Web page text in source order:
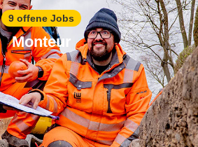
9 offene Jobs
Monteur